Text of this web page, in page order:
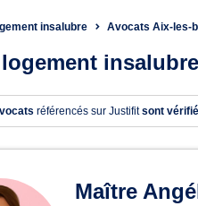
insalubre Avocats Aix-les-
référencés sur Justifitsont
en
Maître